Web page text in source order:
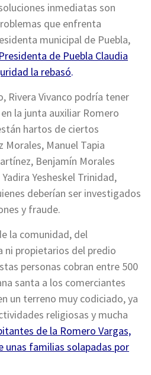
inmediatas son
que enfrenta
municipal de Puebla,
Presidenta de Puebla Claudia
la rebasó.
Rivera Vivanco podría tener
la junta auxiliar Romero
hartos de ciertos
Morales, Manuel Tapia
Benjamín Morales
Yesheskel Trinidad,
deberían ser investigados
y fraude.
la comunidad, del
ni propietarios del predio
personas cobran entre 500
santa a los comerciantes
un terreno muy codiciado, ya
religiosas y mucha
de la Romero Vargas,
unas familias solapadas por